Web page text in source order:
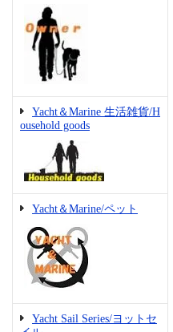
Yacht＆Marine 生活雑貨/H
ousehold goods
Yacht＆Marine/ペット
Yacht Sail Series/ヨットセ